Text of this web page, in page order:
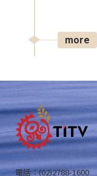
more
電話：(02)2788-1600